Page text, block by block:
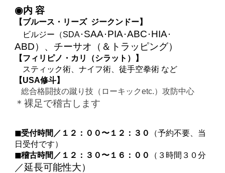
◉内 容
【ブルース・リーズ ジークンドー】
ビルジー（SDA･ SAA ･ PIA ･ABC ･ HIA ･
ABD）、チーサオ（＆トラッピング）
【フィリピノ・カリ（シラット）】
スティック術、ナイフ術、徒手空拳術 など
【USA修斗】
総合格闘技の蹴り技（ローキックetc.）攻防中心
＊裸足で稽古します
◼︎受付時間／１２：００〜１２：３０
（予約不要、当
日受付です）
◼︎稽古時間／１２：３０〜１６：００
（３時間３０分
／延長可能性大）